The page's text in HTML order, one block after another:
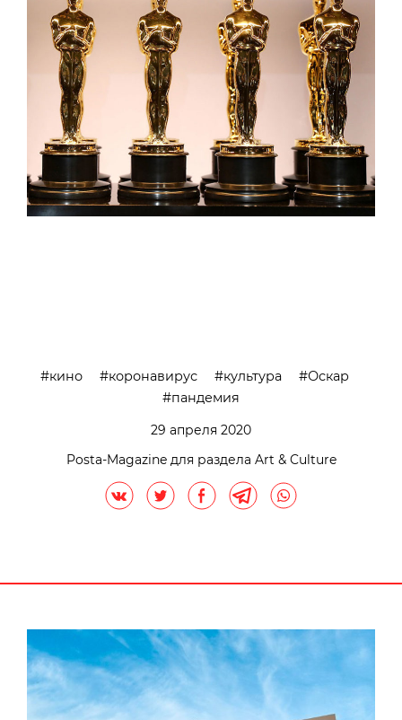
кино коронавирус культура
Оскар
пандемия
29 апреля 2020
Posta-Magazine для раздела Art & Culture